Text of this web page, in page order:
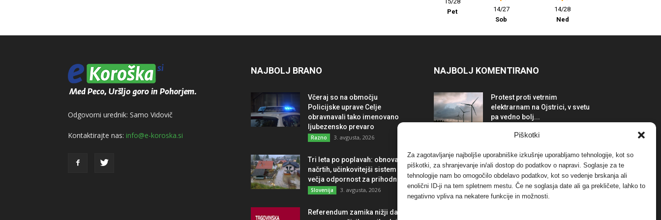
Piškotki
Za zagotavljanje najboljše uporabniške izkušnje uporabljamo tehnologije, kot so
piškotki, za shranjevanje in/ali dostop do podatkov o napravi. Soglasje za te
tehnologije nam bo omogočilo obdelavo podatkov, kot so vedenje brskanja ali
enolični ID-ji na tem spletnem mestu. Če ne soglasja date ali ga prekličete, lahko to
negativno vpliva na nekatere funkcije in možnosti.
Pet
14/27
Sob
14/28
Ned
Odgovorni urednik: Samo Vidovič
Kontaktirajte nas: info@e-koroska.si
NAJBOLJ BRANO
Včeraj so na območju
Policijske uprave Celje
obravnavali tako imenovano
ljubezensko prevaro
Razno 3. avgusta, 2026
Tri leta po poplavah: obnova po
načrtih, učinkovitejši sistem in
večja odpornost za prihodnost
Slovenija 3. avgusta, 2026
Referendum zamika nižji davek
NAJBOLJ KOMENTIRANO
Protest proti vetrnim
elektrarnam na Ojstrici, v svetu
pa vedno bolj...
elektrarnam Verbund
Dogodki 29. januarja, 2018
FOTO: Razstava cvetličarskega